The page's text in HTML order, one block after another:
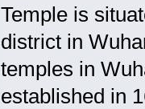
Temple is
district in
temples in
established in